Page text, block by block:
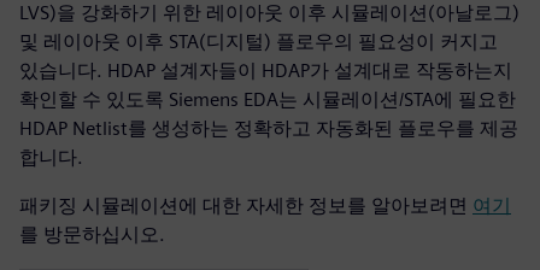
LVS)을 강화하기 위한 레이아웃 이후 시뮬레이션(아날로그)
및 레이아웃 이후 STA(디지털) 플로우의 필요성이 커지고
있습니다. HDAP 설계자들이 HDAP가 설계대로 작동하는지
확인할 수 있도록 Siemens EDA는 시뮬레이션/STA에 필요한
HDAP Netlist를 생성하는 정확하고 자동화된 플로우를 제공
합니다.
패키징 시뮬레이션에 대한 자세한 정보를 알아보려면 여기
를 방문하십시오.